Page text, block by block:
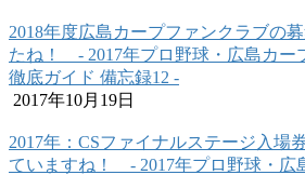
2018年度広島カープファンクラブの
たね！ ‐ 2017年プロ野球・広島カー
徹底ガイド 備忘録12 ‐
2017年10月19日
2017年：CSファイナルステージ入場
ていますね！ ‐ 2017年プロ野球・広